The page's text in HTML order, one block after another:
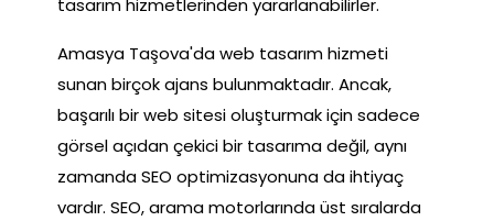
tasarım hizmetlerinden yararlanabilirler.
Amasya Taşova'da web tasarım hizmeti
sunan birçok ajans bulunmaktadır. Ancak,
başarılı bir web sitesi oluşturmak için sadece
görsel açıdan çekici bir tasarıma değil, aynı
zamanda SEO optimizasyonuna da ihtiyaç
vardır. SEO, arama motorlarında üst sıralarda